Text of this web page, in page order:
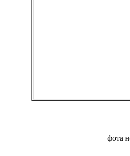
фота